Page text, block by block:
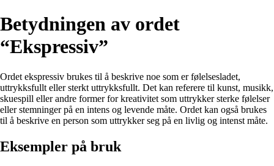
Betydningen av ordet
“Ekspressiv”
Ordet ekspressiv brukes til å beskrive noe som er følelsesladet,
uttrykksfullt eller sterkt uttrykksfullt. Det kan referere til kunst, musikk,
skuespill eller andre former for kreativitet som uttrykker sterke følelser
eller stemninger på en intens og levende måte. Ordet kan også brukes
til å beskrive en person som uttrykker seg på en livlig og intenst måte.
Eksempler på bruk